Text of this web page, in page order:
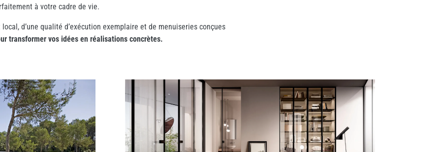
à votre cadre de vie.
d’une qualité d’exécution exemplaire et de menuiseries conçues
transformer vos idées en réalisations concrètes.